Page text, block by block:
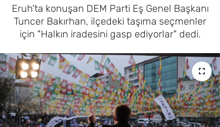
Eruh'ta konuşan DEM Parti Eş Genel Başkanı
Tuncer Bakırhan, ilçedeki taşıma seçmenler
için "Halkın iradesini gasp ediyorlar" dedi.